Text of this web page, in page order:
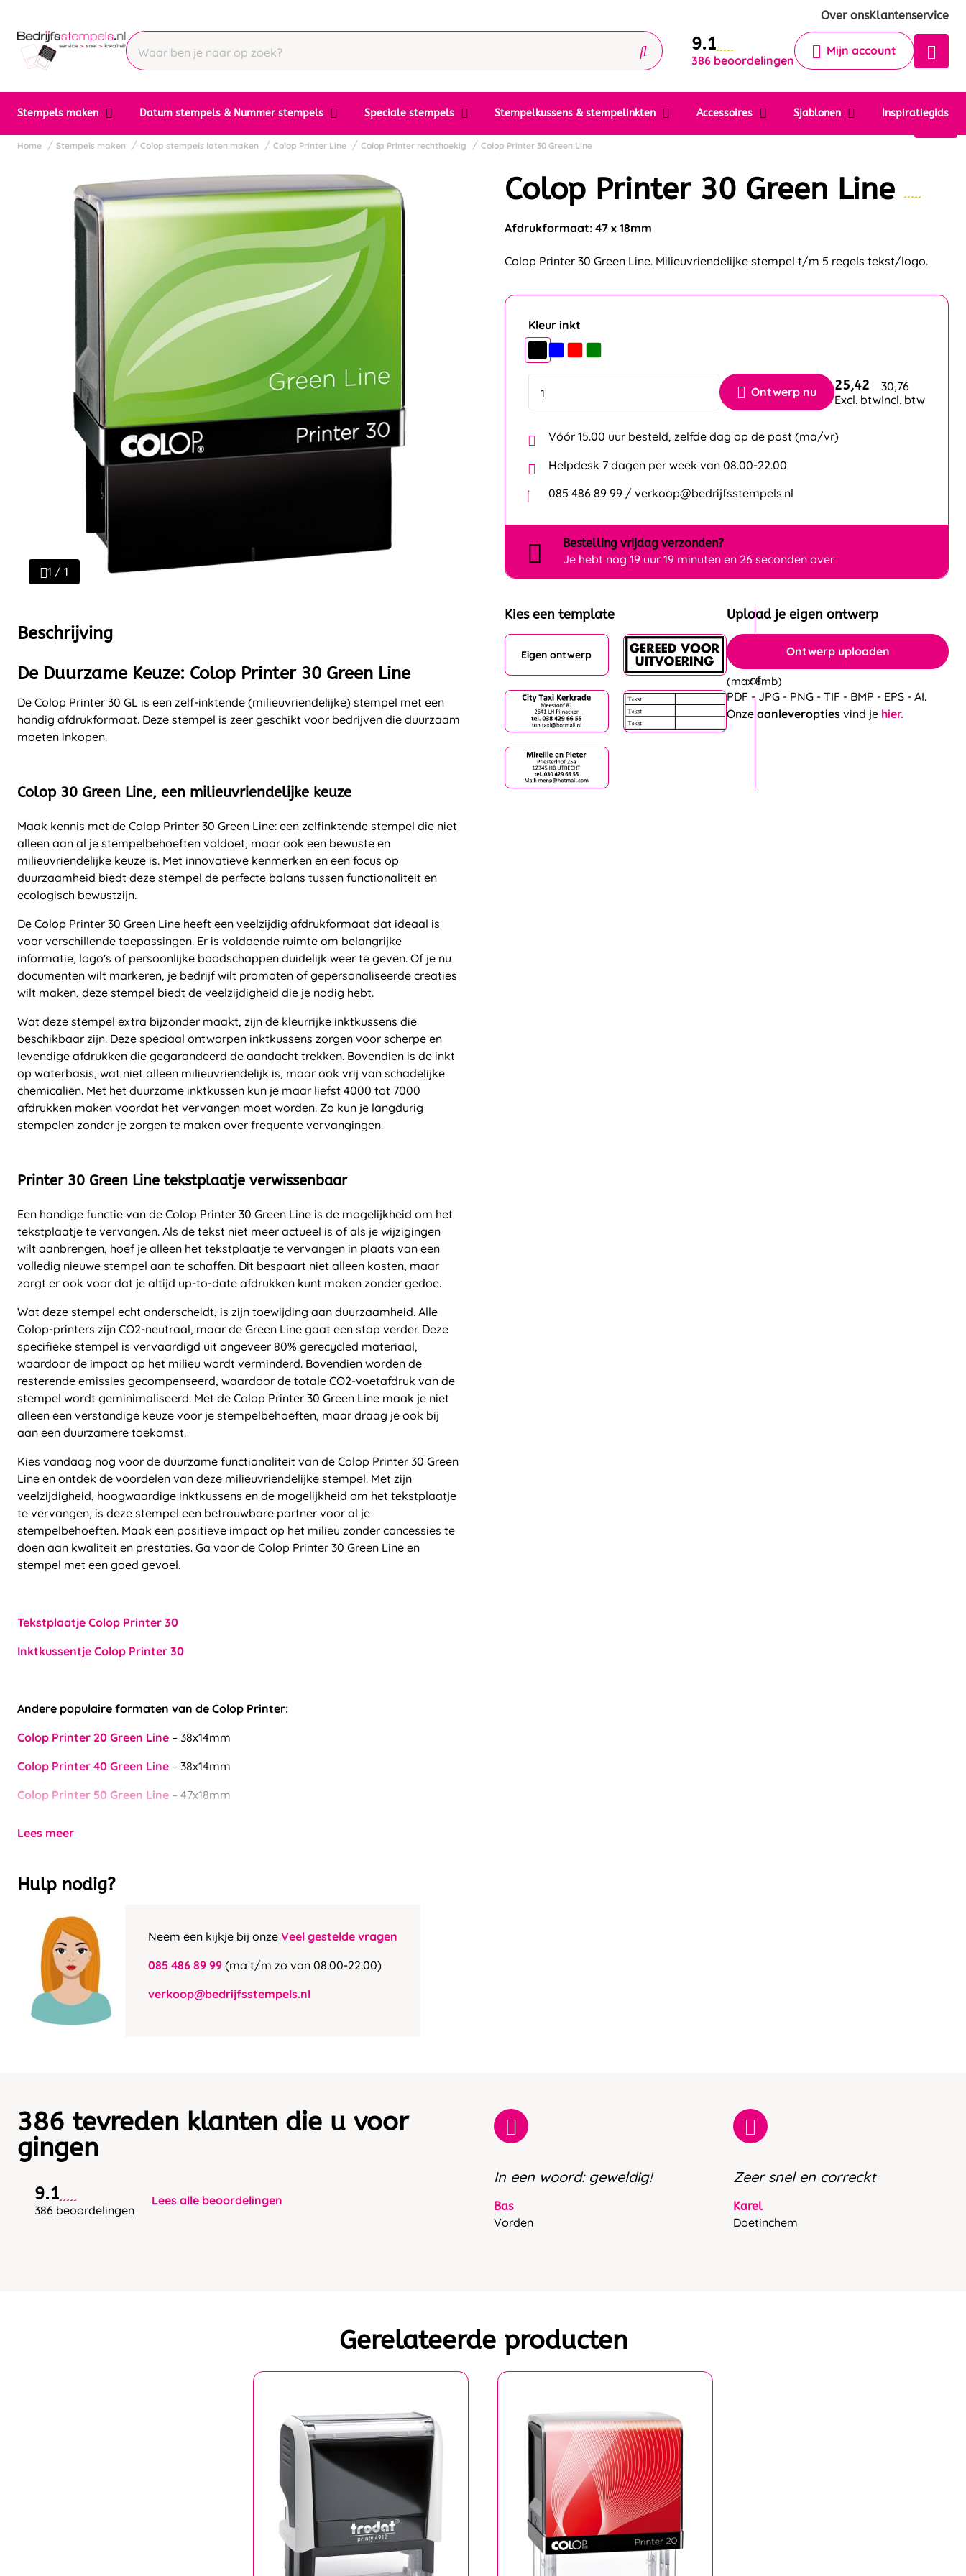
Over onsKlantenservice
9.1
386 beoordelingen
Mijn account
Stempels maken Datum stempels & Nummer stempels Speciale stempels Stempelkussens & stempelinkten Accessoires Sjablonen Inspiratiegids
Krijg een antwoord op uw vraag
Chat 24/7 met onze chatbot voor
Contact
Home Stempels maken Colop stempels laten maken Colop Printer Line Colop Printer rechthoekig Colop Printer 30 Green Line
1 / 1
Beschrijving
De Duurzame Keuze: Colop Printer 30 Green Line
De Colop Printer 30 GL is een zelf-inktende (milieuvriendelijke) stempel met een
handig afdrukformaat. Deze stempel is zeer geschikt voor bedrijven die duurzaam
moeten inkopen.
Colop 30 Green Line, een milieuvriendelijke keuze
Maak kennis met de Colop Printer 30 Green Line: een zelfinktende stempel die niet
alleen aan al je stempelbehoeften voldoet, maar ook een bewuste en
milieuvriendelijke keuze is. Met innovatieve kenmerken en een focus op
duurzaamheid biedt deze stempel de perfecte balans tussen functionaliteit en
ecologisch bewustzijn.
De Colop Printer 30 Green Line heeft een veelzijdig afdrukformaat dat ideaal is
voor verschillende toepassingen. Er is voldoende ruimte om belangrijke
informatie, logo's of persoonlijke boodschappen duidelijk weer te geven. Of je nu
documenten wilt markeren, je bedrijf wilt promoten of gepersonaliseerde creaties
wilt maken, deze stempel biedt de veelzijdigheid die je nodig hebt.
Wat deze stempel extra bijzonder maakt, zijn de kleurrijke inktkussens die
beschikbaar zijn. Deze speciaal ontworpen inktkussens zorgen voor scherpe en
levendige afdrukken die gegarandeerd de aandacht trekken. Bovendien is de inkt
op waterbasis, wat niet alleen milieuvriendelijk is, maar ook vrij van schadelijke
chemicaliën. Met het duurzame inktkussen kun je maar liefst 4000 tot 7000
afdrukken maken voordat het vervangen moet worden. Zo kun je langdurig
stempelen zonder je zorgen te maken over frequente vervangingen.
Printer 30 Green Line tekstplaatje verwissenbaar
Een handige functie van de Colop Printer 30 Green Line is de mogelijkheid om het
tekstplaatje te vervangen. Als de tekst niet meer actueel is of als je wijzigingen
wilt aanbrengen, hoef je alleen het tekstplaatje te vervangen in plaats van een
volledig nieuwe stempel aan te schaffen. Dit bespaart niet alleen kosten, maar
zorgt er ook voor dat je altijd up-to-date afdrukken kunt maken zonder gedoe.
Wat deze stempel echt onderscheidt, is zijn toewijding aan duurzaamheid. Alle
Colop-printers zijn CO2-neutraal, maar de Green Line gaat een stap verder. Deze
specifieke stempel is vervaardigd uit ongeveer 80% gerecycled materiaal,
waardoor de impact op het milieu wordt verminderd. Bovendien worden de
resterende emissies gecompenseerd, waardoor de totale CO2-voetafdruk van de
stempel wordt geminimaliseerd. Met de Colop Printer 30 Green Line maak je niet
alleen een verstandige keuze voor je stempelbehoeften, maar draag je ook bij
aan een duurzamere toekomst.
Kies vandaag nog voor de duurzame functionaliteit van de Colop Printer 30 Green
Line en ontdek de voordelen van deze milieuvriendelijke stempel. Met zijn
veelzijdigheid, hoogwaardige inktkussens en de mogelijkheid om het tekstplaatje
te vervangen, is deze stempel een betrouwbare partner voor al je
stempelbehoeften. Maak een positieve impact op het milieu zonder concessies te
doen aan kwaliteit en prestaties. Ga voor de Colop Printer 30 Green Line en
stempel met een goed gevoel.
Tekstplaatje Colop Printer 30
Inktkussentje Colop Printer 30
Andere populaire formaten van de Colop Printer:
Colop Printer 20 Green Line – 38x14mm
Colop Printer 40 Green Line – 38x14mm
Colop Printer 50 Green Line – 47x18mm
Lees meer
Hulp nodig?
Neem een kijkje bij onze Veel gestelde vragen
085 486 89 99 (ma t/m zo van 08:00-22:00)
verkoop@bedrijfsstempels.nl
Colop Printer 30 Green Line
Afdrukformaat: 47 x 18mm
Colop Printer 30 Green Line. Milieuvriendelijke stempel t/m 5 regels tekst/logo.
Kleur inkt
Ontwerp nu 25,42
Excl. btw
30,76
Incl. btw
Vóór 15.00 uur besteld, zelfde dag op de post (ma/vr)
Helpdesk 7 dagen per week van 08.00-22.00
085 486 89 99 / verkoop@bedrijfsstempels.nl
Bestelling vrijdag verzonden?
Je hebt nog 19 uur 19 minuten en 25 seconden over
Kies een template
Eigen ontwerp
Upload je eigen ontwerp
Ontwerp uploaden
(max 8mb)
PDF - JPG - PNG - TIF - BMP - EPS - AI.
Onze aanleveropties vind je hier.
386 tevreden klanten die u voor
gingen
9.1
386 beoordelingen
Lees alle beoordelingen
In een woord: geweldig!
Bas
Vorden
Zeer snel en correckt
Karel
Doetinchem
Gerelateerde producten